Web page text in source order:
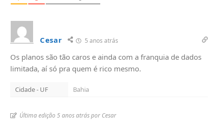
Cesar 5 anos atrás
Os planos são tão caros e ainda com a franquia de dados
limitada, aí só pra quem é rico mesmo.
Cidade - UF Bahia
Última edição 5 anos atrás por Cesar